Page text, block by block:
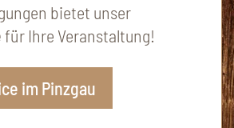
bietet unser
für Ihre Veranstaltung!
im Pinzgau